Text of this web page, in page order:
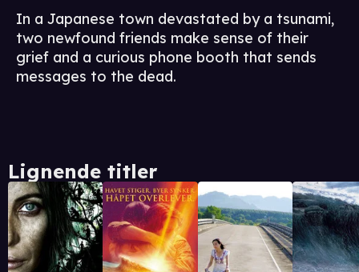
In a Japanese town devastated by a tsunami,
two newfound friends make sense of their
grief and a curious phone booth that sends
messages to the dead.
Lignende titler